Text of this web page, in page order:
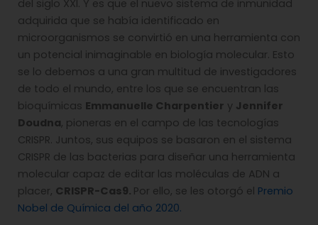
del siglo XXI. Y es que el nuevo sistema de inmunidad
adquirida que se había identificado en
microorganismos se convirtió en una herramienta con
un potencial inimaginable en biología molecular. Esto
se lo debemos a una gran multitud de investigadores
de todo el mundo, entre los que se encuentran las
bioquímicas Emmanuelle Charpentier y Jennifer
Doudna, pioneras en el campo de las tecnologías
CRISPR. Juntos, sus equipos se basaron en el sistema
CRISPR de las bacterias para diseñar una herramienta
molecular capaz de editar las moléculas de ADN a
placer, CRISPR-Cas9. Por ello, se les otorgó el Premio
Nobel de Química del año 2020.